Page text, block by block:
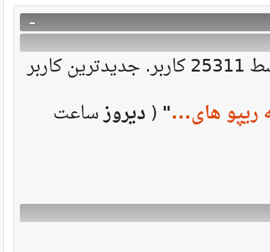
430070 ارسال در 50163 موضوع توسط 25311 کاربر. جدیدترین کاربر
های..."
( دیروزساعت